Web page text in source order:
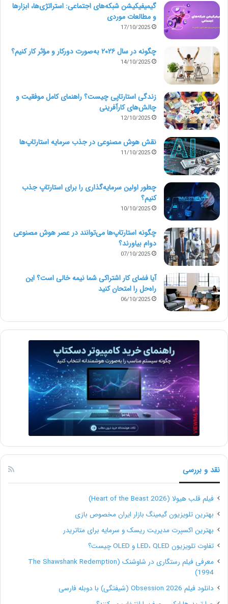
گیمیفیکیشن شبکه‌های اجتماعی: استراتژی‌ها، ابزارها
و مطالعات موردی
17/10/2025
چگونه در سال ۲۰۲۶ به‌صورت دورکار و مؤثر کار کنیم؟
14/10/2025
زندگی استارتاپی چیست؟ راهنمای کامل موفقیت و
چالش‌های کارآفرینی
12/10/2025
نقش هوش مصنوعی در جذب سرمایه استارتاپ‌ها
11/10/2025
چطور اولین سرمایه‌گذاری را برای استارتاپ جذب
کنیم؟
10/10/2025
چگونه استارتاپ‌ها می‌توانند در عصر هوش مصنوعی
دوام بیاورند؟
07/10/2025
آیا فضای کار اشتراکی شما نیمه‌ خالی است؟ این
راه‌حل را امتحان کنید
06/10/2025
نقد و بررسی
فیلم قلب هیولا (Heart of the Beast 2026)
بهترین تلویزیون گیمینگ بازار ایران مخصوص بازی
بهترین اکسپرت مدیریت ریسک و سرمایه برای متاتریدر
تفاوت تلویزیون LED، QLED و OLED چیست؟
معرفی فیلم رستگاری در شاوشنک (The Shawshank Redemption
1994)
دانلود فیلم Obsession 2026 (شیفتگی) با دوبله فارسی